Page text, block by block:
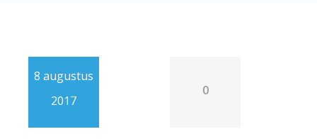
8 augustus
2017
0